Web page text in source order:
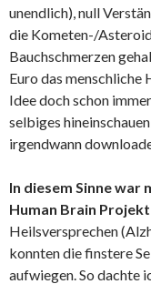
unendlich), null
die Kometen-/
Bauchschmerzen
Euro das
Idee doch schon
selbiges
irgendwann
In diesem Sinne war
Human Brain
Heilsversprechen
konnten die finstere
aufwiegen. So dachte